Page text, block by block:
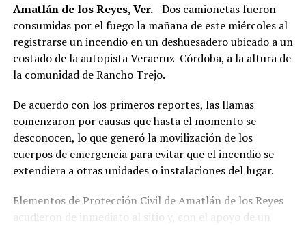
La sentencia representa uno de los primeros fallos
derivados de aquel operativo y confirma la
responsabilidad penal de los exuniformados por delitos
relacionados con la posesión de droga y el
públicos.
Amatlán de los Reyes, Ver.– Dos camionetas fueron
consumidas por el fuego la mañana de este miércoles al
registrarse un incendio en un deshuesadero ubicado a un
costado de la autopista Veracruz-Córdoba, a la altura de
la comunidad de Rancho Trejo.
De acuerdo con los primeros reportes, las llamas
comenzaron por causas que hasta el momento se
desconocen, lo que generó la movilización de los
cuerpos de emergencia para evitar que el incendio se
extendiera a otras unidades o instalaciones del lugar.
Elementos de Protección Civil de Amatlán de los Reyes
acudieron de inmediato al sitio y, con el apoyo de un